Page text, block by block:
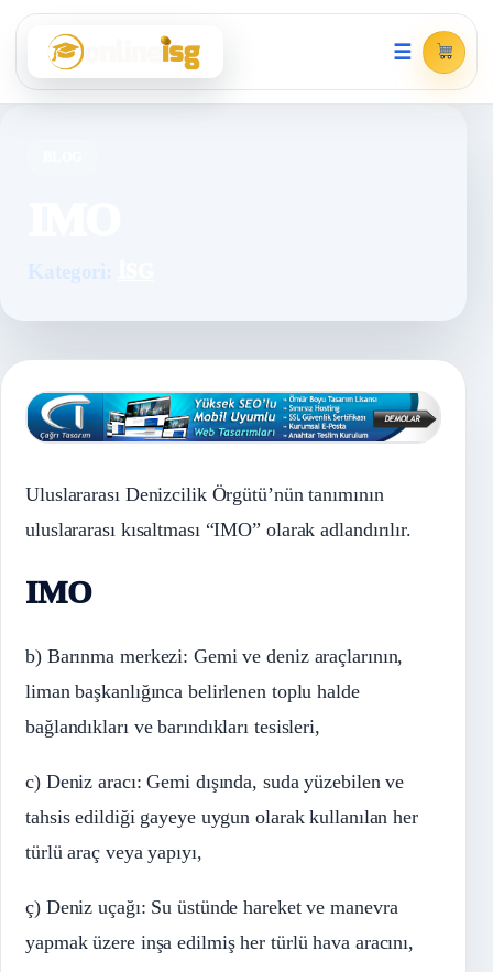
☰
Kategori:
Uluslararası Denizcilik Örgütü’nün tanımının
uluslararası kısaltması “IMO” olarak adlandırılır.
IMO
b) Barınma merkezi: Gemi ve deniz araçlarının,
liman başkanlığınca belirlenen toplu halde
bağlandıkları ve barındıkları tesisleri,
c) Deniz aracı: Gemi dışında, suda yüzebilen ve
tahsis edildiği gayeye uygun olarak kullanılan her
türlü araç veya yapıyı,
ç) Deniz uçağı: Su üstünde hareket ve manevra
yapmak üzere inşa edilmiş her türlü hava aracını,